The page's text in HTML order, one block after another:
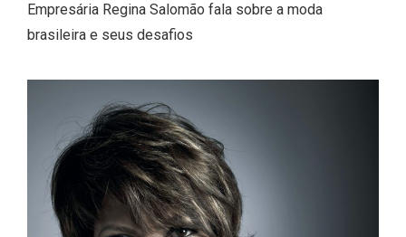
Empresária Regina Salomão fala sobre a moda
brasileira e seus desafios